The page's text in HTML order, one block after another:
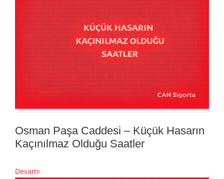
Osman Paşa Caddesi – Küçük Hasarın
Kaçınılmaz Olduğu Saatler
Devamı